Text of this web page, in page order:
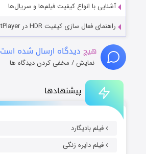
پیشنهادها
فیلم بادیگارد
فیلم دایره زنگی
آشنایی با انواع کیفیت فیلم‌ها و سریال‌ها
راهنمای فعال سازی کیفیت HDR در PotPlayer
هیچ دیدگاه ارسال شده است
نمایش / مخفی کردن دیدگاه ها